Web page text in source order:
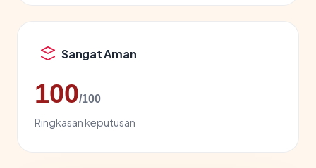
Sangat Aman
100/100
Ringkasan keputusan